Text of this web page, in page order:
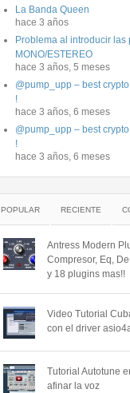
La Banda Queen
hace 3 años
Problema al introducir las
MONO/ESTEREO
hace 3 años, 5 meses
@pump_upp – best
!
hace 3 años, 6 meses
@pump_upp – best
!
hace 3 años, 6 meses
POPULAR RECIENTE
Antress Modern
Compresor, Eq,
y 18 plugins mas!!
Video Tutorial
con el driver
Tutorial Autotune
afinar la voz